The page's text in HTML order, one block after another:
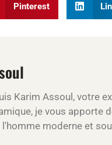
Pinterest
Karim Assoul, votre
je vous apporte
l'homme moderne et